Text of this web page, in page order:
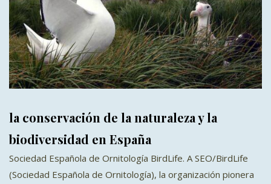
la conservación de la naturaleza y la
biodiversidad en España
Sociedad Española de Ornitología BirdLife. A SEO/BirdLife
(Sociedad Española de Ornitología), la organización pionera